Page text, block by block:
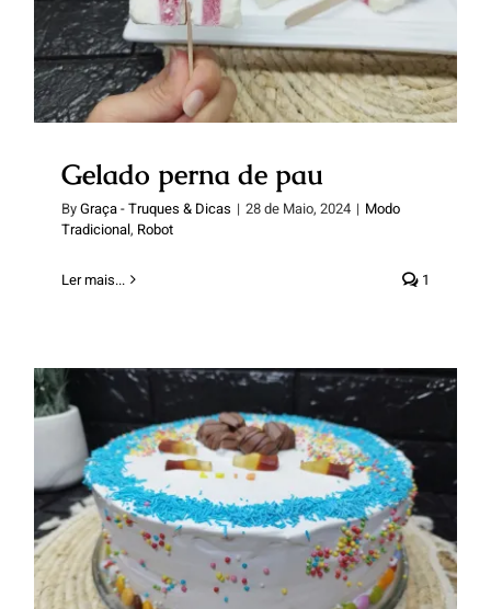
Blog
Contactos
Gelado perna de pau
ByGraça - Truques & Dicas | 28 de Maio, 2024 | Modo
Tradicional, Robot
Ler mais... 1
Bolo gelado